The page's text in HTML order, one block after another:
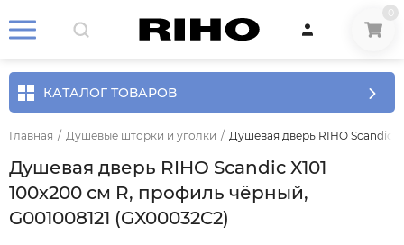
КАТАЛОГ ТОВАРОВ
Главная / Душевые шторки и уголки / Душевая дверь RIHO Scandic
Душевая дверь RIHO Scandic X101
100х200 см R, профиль чёрный,
G001008121 (GX00032C2)